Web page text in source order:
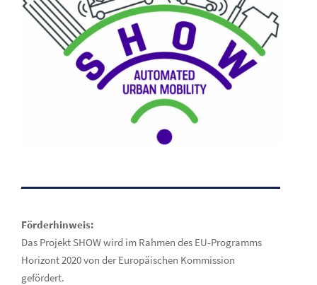
Förderhinweis:
Das Projekt SHOW wird im Rahmen des EU-Programms
Horizont 2020 von der Europäischen Kommission
gefördert.